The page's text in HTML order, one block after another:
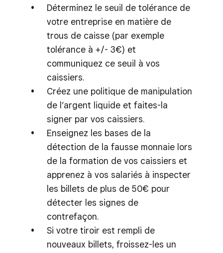
Déterminez le seuil de tolérance de
votre entreprise en matière de
trous de caisse (par exemple
tolérance à +/- 3€) et
communiquez ce seuil à vos
caissiers.
Créez une politique de manipulation
de l’argent liquide et faites-la
signer par vos caissiers.
Enseignez les bases de la
détection de la fausse monnaie lors
de la formation de vos caissiers et
apprenez à vos salariés à inspecter
les billets de plus de 50€ pour
détecter les signes de
contrefaçon.
Si votre tiroir est rempli de
nouveaux billets, froissez-les un